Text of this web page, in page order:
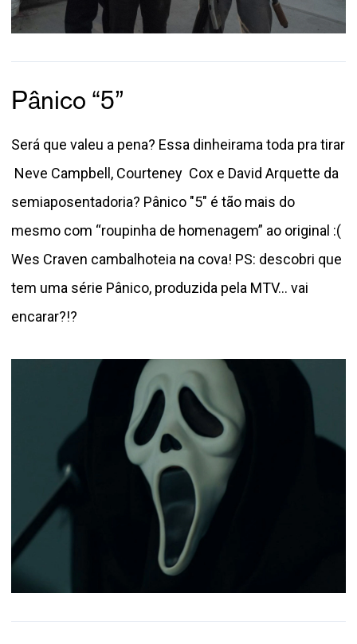
Pânico “5”
Será que valeu a pena? Essa dinheirama toda pra tirar
Neve Campbell, Courteney Cox e David Arquette da
semiaposentadoria? Pânico "5" é tão mais do
mesmo com “roupinha de homenagem” ao original :(
Wes Craven cambalhoteia na cova! PS: descobri que
tem uma série Pânico, produzida pela MTV... vai
encarar?!?